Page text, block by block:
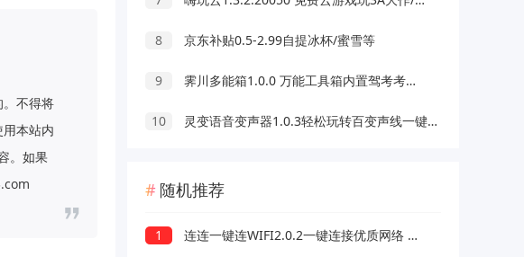
不得将
本站内
。如果
8 京东补贴0.5-2.99自提冰杯/蜜雪等
9 霁川多能箱1.0.0 万能工具箱内置驾考考题 去水印等功能
10 灵变语音变声器1.0.3轻松玩转百变声线一键变声
随机推荐
1 连连一键连WIFI2.0.2一键连接优质网络 快速稳